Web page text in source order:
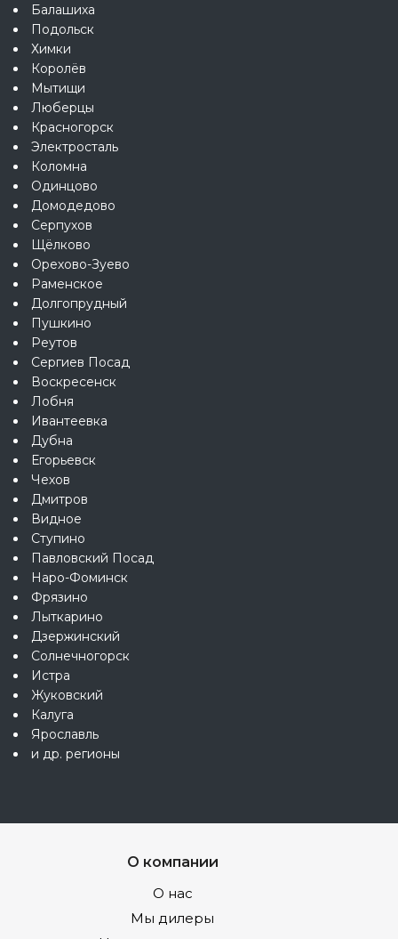
Балашиха
Подольск
Химки
Королёв
Мытищи
Люберцы
Красногорск
Электросталь
Коломна
Одинцово
Домодедово
Серпухов
Щёлково
Орехово-Зуево
Раменское
Долгопрудный
Пушкино
Реутов
Сергиев Посад
Воскресенск
Лобня
Ивантеевка
Дубна
Егорьевск
Чехов
Дмитров
Видное
Ступино
Павловский Посад
Наро-Фоминск
Фрязино
Лыткарино
Дзержинский
Солнечногорск
Истра
Жуковский
Калуга
Ярославль
и др. регионы
О компании
О нас
Мы дилеры